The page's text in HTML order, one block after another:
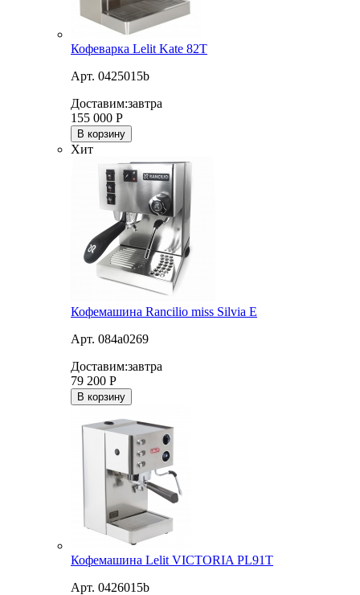
Кофеварка Lelit Kate 82T
Арт. 0425015b
Доставим:завтра
155 000 Р
В корзину
Хит
Кофемашина Rancilio miss Silvia E
Арт. 084a0269
Доставим:завтра
79 200 Р
В корзину
Кофемашина Lelit VICTORIA PL91T
Арт. 0426015b